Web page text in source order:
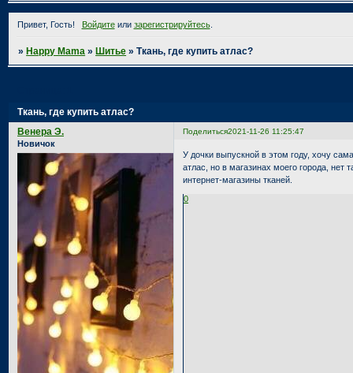
Привет, Гость! Войдитеили зарегистрируйтесь.
»Happy Mama »Шитье »Ткань, где купить атлас?
Ткань, где купить атлас?
Поделиться2021-11-26 11:25:47
Венера Э.
Новичок
У дочки выпускной в этом году, хочу
атлас, но в магазинах моего города, нет
интернет-магазины тканей.
0